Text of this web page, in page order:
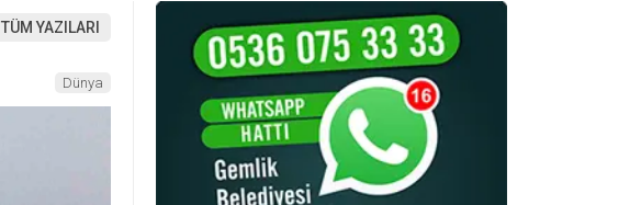
TÜM YAZILARI
Dünya